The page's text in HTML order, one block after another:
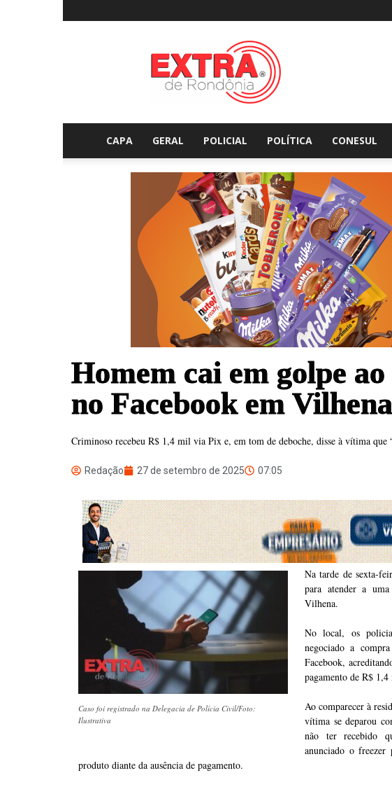
Extraderondonia.com.br
CAPA GERAL POLICIAL POLÍTICA CONESUL
Homem cai em golpe
no Facebook em Vilhena
Criminoso recebeu R$ 1,4 mil via Pix e, em tom de deboche, disse à vítima que
Redação 27 de setembro de 2025 07:05
Caso foi registrado na Delegacia de Polícia Civil/Foto:
Ilustrativa
Na tarde de sexta-
para atender a
Vilhena.
No local, os
negociado a
Facebook,
pagamento de R$
Ao comparecer à
vítima se deparou
não ter recebido
anunciado o
produto diante da ausência de pagamento.